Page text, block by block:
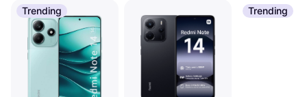
Trending Trending